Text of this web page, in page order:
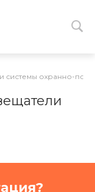
системы охранно-